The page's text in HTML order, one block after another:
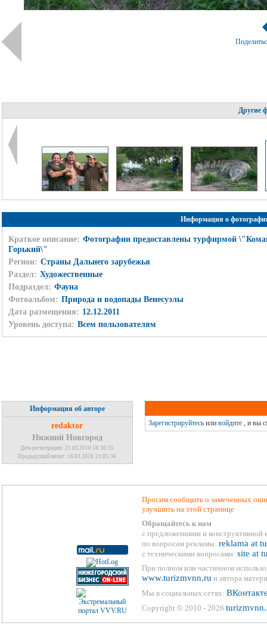
Другие
Информация о
Краткое описание: Фотографии предоставлены турфирмой
Горький\"
Регион: Страны Дальнего зарубежья
Раздел: Художественные
Подраздел: Фауна
Фотоальбом: Природа и водопады Венесуэлы
Дата размещения: 12.12.2011
Уровень доступа: Всем пользователям
Информация об авторе
redaktor
Нижний Новгород
Дата регистрации: 21.03.2010 18:38:55
Предыдущий визит: 16.03.2020 13:05:36
Зарегистрируйтесьили войдите, и вы
Просим сообщить о замеченных
улучшить на этой странице
Обращайтесь к нам
с предложениями и конструктивной
по вопросам рекламы: reklama at
с техническими вопросами: site at
При полном или частичном
www.turizmvnn.ru и автора
Мы в социальных сетях:
Copyright © 2010 - 2026